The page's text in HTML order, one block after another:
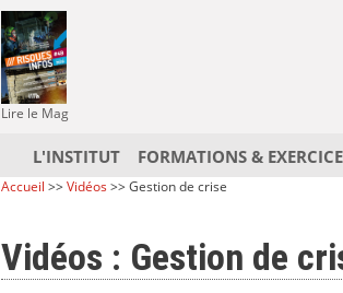
Lire le Mag
L'INSTITUT FORMATIONS &
Accueil >>Vidéos>> Gestion de crise
Vidéos : Gestion de